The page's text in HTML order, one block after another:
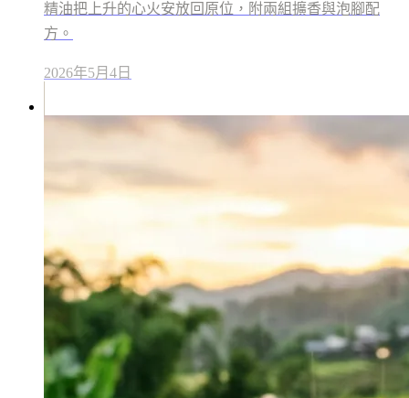
精油把上升的心火安放回原位，附兩組擴香與泡腳配
方。
2026年5月4日